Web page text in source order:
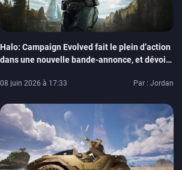
Halo: Campaign Evolved fait le plein d’action
dans une nouvelle bande-annonce, et dévoile
08 juin 2026 à 17:33 Par : Jordan